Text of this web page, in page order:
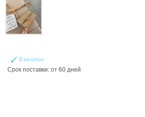
В наличии
Срок поставки: от 60 дней